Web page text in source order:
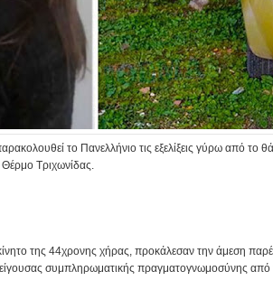
το Πανελλήνιο τις εξελίξεις γύρω από
Τριχωνίδας.
της 44χρονης χήρας, προκάλεσαν την άμεση
συμπληρωματικής πραγματογνωμοσύνης από